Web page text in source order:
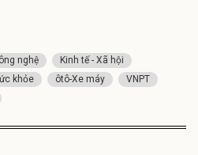
nghệ
Kinh tế - Xã hội
khỏe ôtô-Xe máy
VNPT